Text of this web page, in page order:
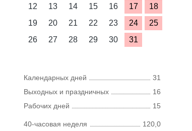
12
13 14 15 16 17
18
19
20 21 22 23 24
25
26
27 28 29 30 31
Календарных дней
31
Выходных и праздничных
16
Рабочих дней
15
40-часовая неделя
120,0